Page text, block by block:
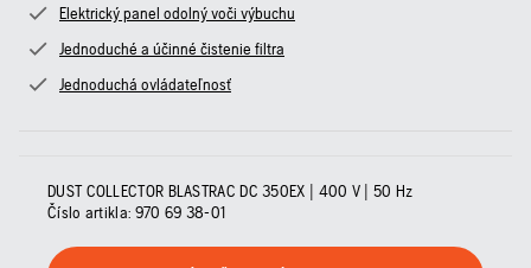
Elektrický panel odolný voči výbuchu
Jednoduché a účinné čistenie filtra
Jednoduchá ovládateľnosť
DUST COLLECTOR BLASTRAC DC 350EX | 400 V | 50 Hz
Číslo artikla: 970 69 38‑01